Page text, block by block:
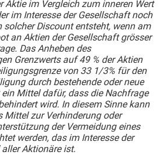
Aktie im Vergleich zum inneren Wert
im Interesse der Gesellschaft noch
solcher Discount entsteht, wenn am
an Aktien der Gesellschaft grösser
Das Anheben des
Grenzwerts auf 49 % der Aktien
von 33 1/3% für den
durch bestehende oder neue
Mittel dafür, dass die Nachfrage
wird. In diesem Sinne kann
Mittel zur Verhinderung oder
der Vermeidung eines
werden, das im Interesse der
Aktionäre ist.